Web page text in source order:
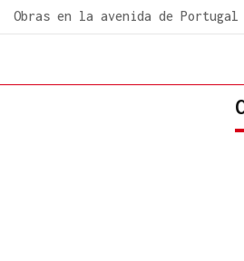
Obras en la avenida de Portugal